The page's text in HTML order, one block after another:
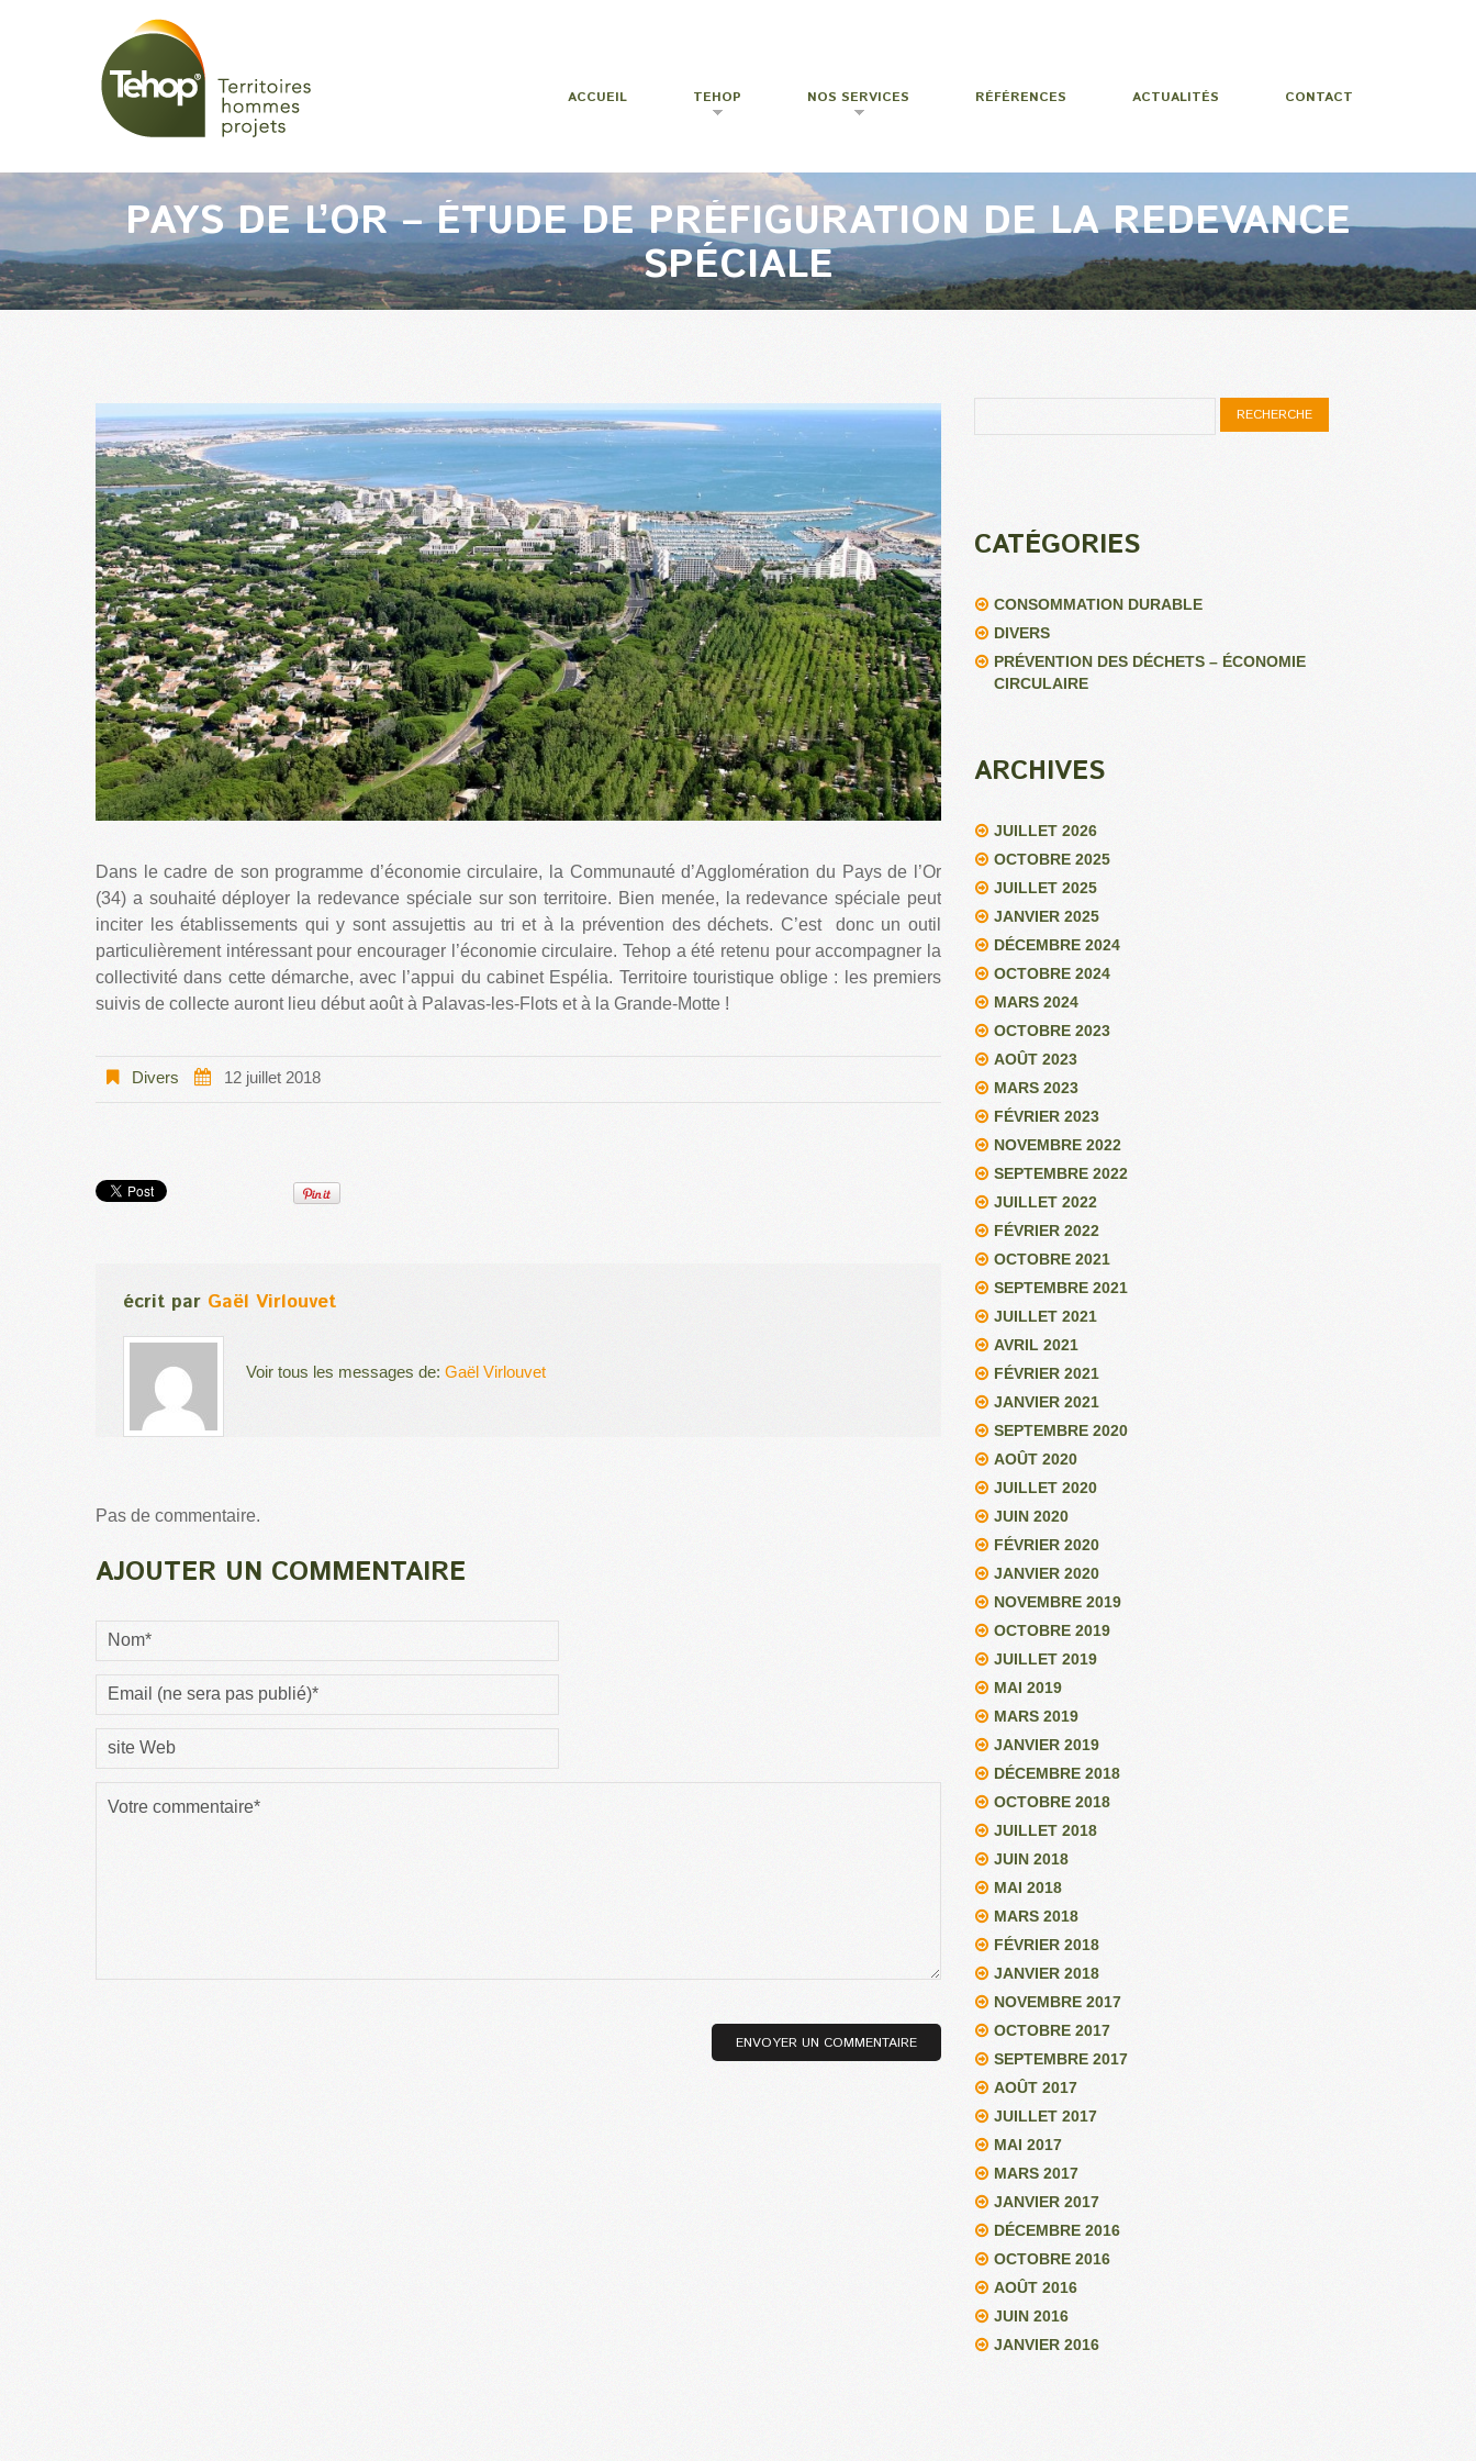
ACCUEIL TEHOP NOS SERVICES RÉFÉRENCES ACTUALITÉS CONTACT
PAYS DE L’OR – ÉTUDE DE PRÉFIGURATION DE LA REDEVANCE
SPÉCIALE
Dans le cadre de son programme d’économie circulaire, la Communauté d’Agglomération du Pays de l’Or
(34) a souhaité déployer la redevance spéciale sur son territoire. Bien menée, la redevance spéciale peut
inciter les établissements qui y sont assujettis au tri et à la prévention des déchets. C’est donc un outil
particulièrement intéressant pour encourager l’économie circulaire. Tehop a été retenu pour accompagner la
collectivité dans cette démarche, avec l’appui du cabinet Espélia. Territoire touristique oblige : les premiers
suivis de collecte auront lieu début août à Palavas-les-Flots et à la Grande-Motte !
Divers 12 juillet 2018
écrit par Gaël Virlouvet
Voir tous les messages de: Gaël Virlouvet
Pas de commentaire.
AJOUTER UN COMMENTAIRE
CATÉGORIES
CONSOMMATION DURABLE
DIVERS
PRÉVENTION DES DÉCHETS – ÉCONOMIE
CIRCULAIRE
ARCHIVES
JUILLET 2026
OCTOBRE 2025
JUILLET 2025
JANVIER 2025
DÉCEMBRE 2024
OCTOBRE 2024
MARS 2024
OCTOBRE 2023
AOÛT 2023
MARS 2023
FÉVRIER 2023
NOVEMBRE 2022
SEPTEMBRE 2022
JUILLET 2022
FÉVRIER 2022
OCTOBRE 2021
SEPTEMBRE 2021
JUILLET 2021
AVRIL 2021
FÉVRIER 2021
JANVIER 2021
SEPTEMBRE 2020
AOÛT 2020
JUILLET 2020
JUIN 2020
FÉVRIER 2020
JANVIER 2020
NOVEMBRE 2019
OCTOBRE 2019
JUILLET 2019
MAI 2019
MARS 2019
JANVIER 2019
DÉCEMBRE 2018
OCTOBRE 2018
JUILLET 2018
JUIN 2018
MAI 2018
MARS 2018
FÉVRIER 2018
JANVIER 2018
NOVEMBRE 2017
OCTOBRE 2017
SEPTEMBRE 2017
AOÛT 2017
JUILLET 2017
MAI 2017
MARS 2017
JANVIER 2017
DÉCEMBRE 2016
OCTOBRE 2016
AOÛT 2016
JUIN 2016
JANVIER 2016